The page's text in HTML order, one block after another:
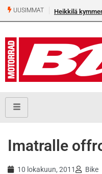
UUSIMMAT Heikkilä
Imatralle
10 lokakuun, 2011 Bike